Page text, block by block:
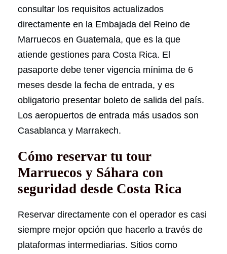
consultar los requisitos actualizados
directamente en la Embajada del Reino de
Marruecos en Guatemala, que es la que
atiende gestiones para Costa Rica. El
pasaporte debe tener vigencia mínima de 6
meses desde la fecha de entrada, y es
obligatorio presentar boleto de salida del país.
Los aeropuertos de entrada más usados son
Casablanca y Marrakech.
Cómo reservar tu tour
Marruecos y Sáhara con
seguridad desde Costa Rica
Reservar directamente con el operador es casi
siempre mejor opción que hacerlo a través de
plataformas intermediarias. Sitios como